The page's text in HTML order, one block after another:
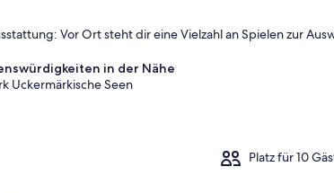
Vor Ort steht dir eine Vielzahl an Spielen zur
in der Nähe
Uckermärkische Seen
Platz für 10